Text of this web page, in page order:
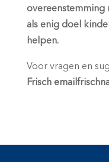
overeenstemming
als enig doel
helpen.
Voor vragen en
Frisch